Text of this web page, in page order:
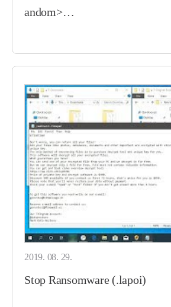
andom>…
2019. 08. 29.
Stop Ransomware (.lapoi)